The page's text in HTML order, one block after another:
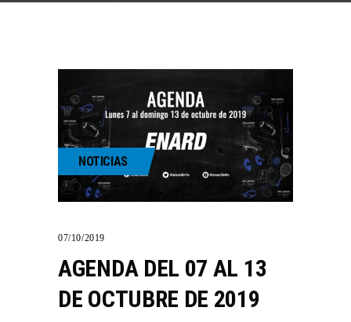
NOTICIAS
07/10/2019
AGENDA DEL 07 AL 13
DE OCTUBRE DE 2019